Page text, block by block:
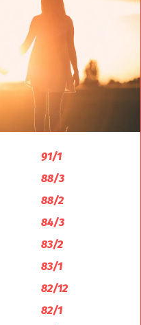
91/1
88/3
88/2
84/3
83/2
83/1
82/12
82/1